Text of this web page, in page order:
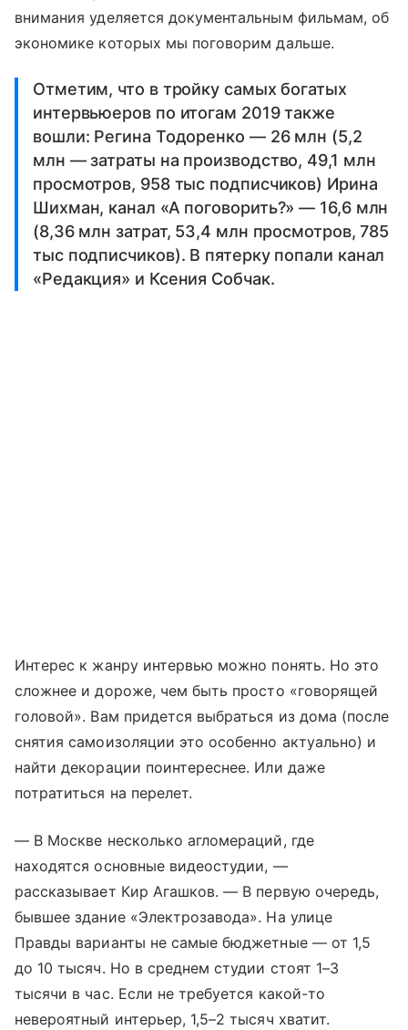
внимания уделяется документальным фильмам, об
экономике которых мы поговорим дальше.
Отметим, что в тройку самых богатых
интервьюеров по итогам 2019 также
вошли: Регина Тодоренко — 26 млн (5,2
млн — затраты на производство, 49,1 млн
просмотров, 958 тыс подписчиков) Ирина
Шихман, канал «А поговорить?» — 16,6 млн
(8,36 млн затрат, 53,4 млн просмотров, 785
тыс подписчиков). В пятерку попали канал
«Редакция» и Ксения Собчак.
Интерес к жанру интервью можно понять. Но это
сложнее и дороже, чем быть просто «говорящей
головой». Вам придется выбраться из дома (после
снятия самоизоляции это особенно актуально) и
найти декорации поинтереснее. Или даже
потратиться на перелет.
— В Москве несколько агломераций, где
находятся основные видеостудии, —
рассказывает Кир Агашков. — В первую очередь,
бывшее здание «Электрозавода». На улице
Правды варианты не самые бюджетные — от 1,5
до 10 тысяч. Но в среднем студии стоят 1–3
тысячи в час. Если не требуется какой-то
невероятный интерьер, 1,5–2 тысяч хватит.